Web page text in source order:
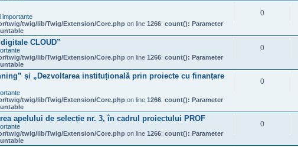
importante
twig/twig/lib/Twig/Extension/Core.php on line 1266: count(): Parameter
0
CLOUD”
twig/twig/lib/Twig/Extension/Core.php on line 1266: count(): Parameter
0
și „Dezvoltarea instituțională prin proiecte cu finanțare
twig/twig/lib/Twig/Extension/Core.php on line 1266: count(): Parameter
0
apelului de selecție nr. 3, în cadrul proiectului PROF
twig/twig/lib/Twig/Extension/Core.php on line 1266: count(): Parameter
0